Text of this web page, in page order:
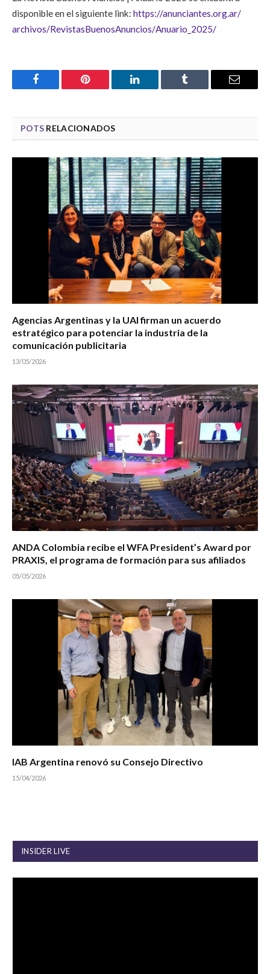
disponible en el siguiente link: https://anunciantes.org.ar/
archivos/RevistasBuenosAnuncios/Anuario_2025/
Facebook Pinterest LinkedIn Tumblr Email
POTS RELACIONADOS
Agencias Argentinas y la UAI firman un acuerdo
estratégico para potenciar la industria de la
comunicación publicitaria
13/05/2026
ANDA Colombia recibe el WFA President’s Award por
PRAXIS, el programa de formación para sus afiliados
05/05/2026
IAB Argentina renovó su Consejo Directivo
15/04/2026
INSIDER LIVE